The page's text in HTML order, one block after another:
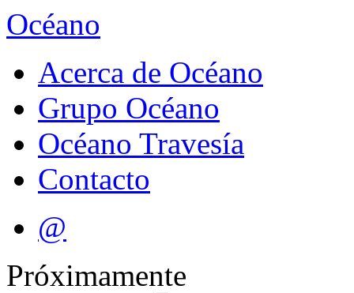
Océano
Acerca de Océano
Grupo Océano
Océano Travesía
Contacto
@
Próximamente